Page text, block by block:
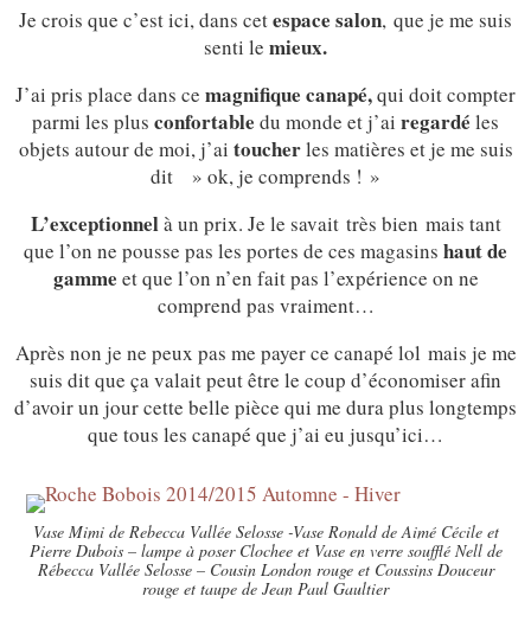
Je crois que c’est ici, dans cetespace salon, que je me suis
senti le mieux.
J’ai pris place dans ce magnifique canapé,qui doit compter
parmi les plus confortable du monde et j’ai regardé les
objets autour de moi, j’ai toucherles matières et je me suis
dit » ok, je comprends ! »
L’exceptionnelà un prix. Je le savait très bien mais tant
que l’on ne pousse pas les portes de ces magasins haut de
gamme et que l’on n’en fait pas l’expérience on ne
comprend pas vraiment…
Après non je ne peux pas me payer ce canapé lol mais je me
suis dit que ça valait peut être le coup d’économiser afin
d’avoir un jour cette belle pièce qui me dura plus longtemps
que tous les canapé que j’ai eu jusqu’ici…
Vase Mimi de Rebecca Vallée Selosse -Vase Ronald de Aimé Cécile et
Pierre Dubois – lampe à poser Clochee et Vase en verre soufflé Nell de
Rébecca Vallée Selosse – Cousin London rouge et Coussins Douceur
rouge et taupe de Jean Paul Gaultier